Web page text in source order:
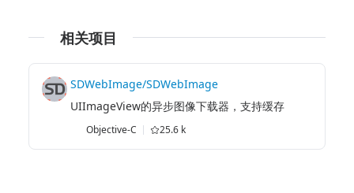
相关项目
SDWebImage/SDWebImage
UIImageView的异步图像下载器，支持缓存
Objective-C 25.6 k